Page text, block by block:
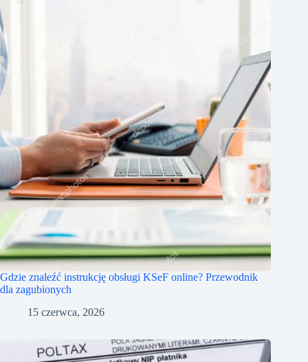
Gdzie znaleźć instrukcję obsługi KSeF online? Przewodnik
dla zagubionych
15 czerwca, 2026